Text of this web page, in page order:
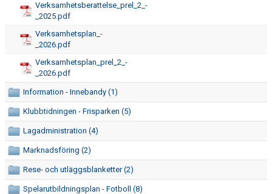
Verksamhetsberattelse_prel_2_-
_2025.pdf
Verksamhetsplan_-
_2026.pdf
Verksamhetsplan_prel_2_-
_2026.pdf
Information - Innebandy (1)
Klubbtidningen - Frisparken (5)
Lagadministration (4)
Marknadsföring (2)
Rese- och utläggsblanketter (2)
Spelarutbildningsplan - Fotboll (8)